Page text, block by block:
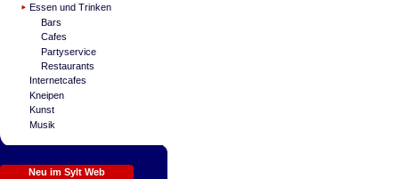
Essen und Trinken
Bars
Cafes
Partyservice
Restaurants
Internetcafes
Kneipen
Kunst
Musik
Neu im Sylt Web